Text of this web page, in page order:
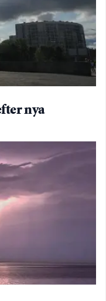
nya